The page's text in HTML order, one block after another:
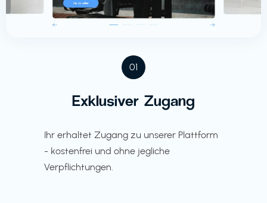
01
Exklusiver Zugang
Ihr erhaltet Zugang zu unserer Plattform
- kostenfrei und ohne jegliche
Verpflichtungen.